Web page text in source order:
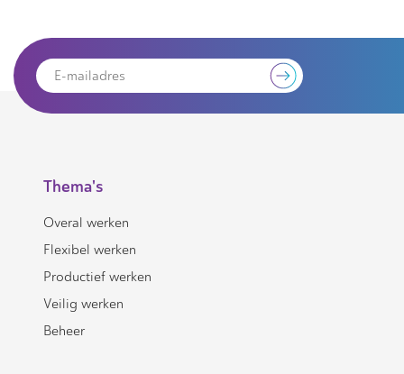
Thema's
Overal werken
Flexibel werken
Productief werken
Veilig werken
Beheer